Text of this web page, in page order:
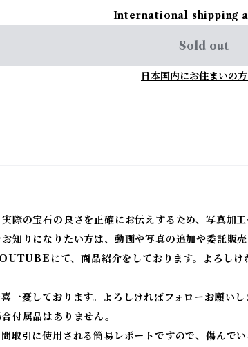
International shipping
Sold out
日本国内にお住まいの
際の宝石の良さを正確にお伝えするため、写真加
知りになりたい方は、動画や写真の追加や委託販
にて、商品紹介をしております。よろしけ
一憂しております。よろしければフォローお願い
付属品はありません。
取引に使用される簡易レポートですので、傷んでい